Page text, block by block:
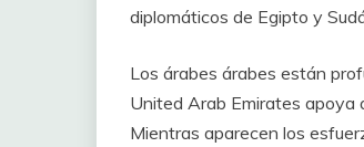
diplomáticos de Egipto y
Los árabes árabes están
United Arab Emirates apoya
Mientras aparecen los